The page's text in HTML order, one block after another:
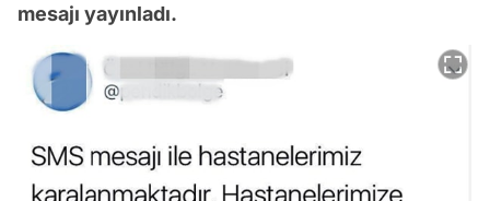
mesajı yayınladı.